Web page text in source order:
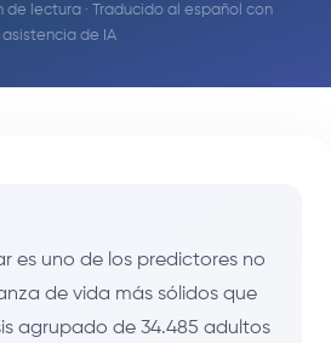
de lectura · Traducido al español con
asistencia de IA
es uno de los predictores no
de vida más sólidos que
agrupado de 34.485 adultos